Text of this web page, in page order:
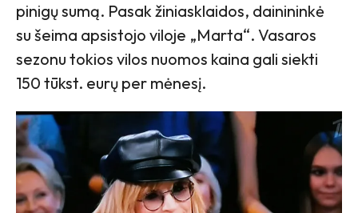
pinigų sumą. Pasak žiniasklaidos, dainininkė
su šeima apsistojo viloje „Marta“. Vasaros
sezonu tokios vilos nuomos kaina gali siekti
150 tūkst. eurų per mėnesį.